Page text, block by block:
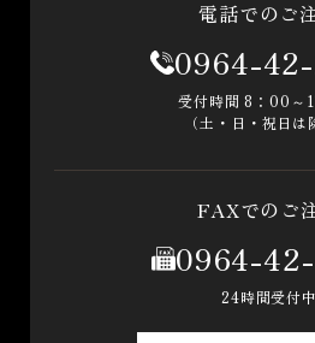
電話でのご
0964-
受付時間 8：00～
（土・日・祝日は
FAXでのご
0964-
24時間受付中